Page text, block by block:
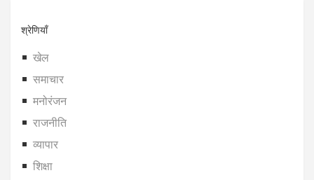
श्रेणियाँ
खेल
समाचार
मनोरंजन
राजनीति
व्यापार
शिक्षा